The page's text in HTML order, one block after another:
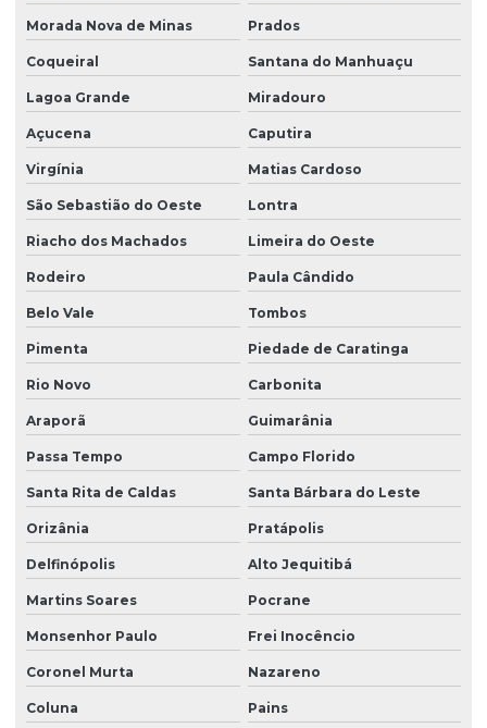
Morada Nova de Minas Prados
Coqueiral Santana do Manhuaçu
Lagoa Grande Miradouro
Açucena Caputira
Virgínia Matias Cardoso
São Sebastião do Oeste Lontra
Riacho dos Machados Limeira do Oeste
Rodeiro Paula Cândido
Belo Vale Tombos
Pimenta Piedade de Caratinga
Rio Novo Carbonita
Araporã Guimarânia
Passa Tempo Campo Florido
Santa Rita de Caldas Santa Bárbara do Leste
Orizânia Pratápolis
Delfinópolis Alto Jequitibá
Martins Soares Pocrane
Monsenhor Paulo Frei Inocêncio
Coronel Murta Nazareno
Coluna Pains